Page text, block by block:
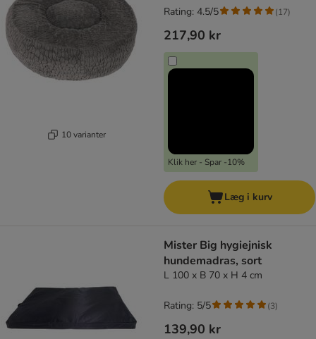
10 varianter
217,90 kr
Klik her - Spar -10%
Rating: 4.5/5 (17)
Læg i kurv
Mister Big hygiejnisk
hundemadras, sort
L 100 x B 70 x H 4 cm
139,90 kr
Rating: 5/5 (3)